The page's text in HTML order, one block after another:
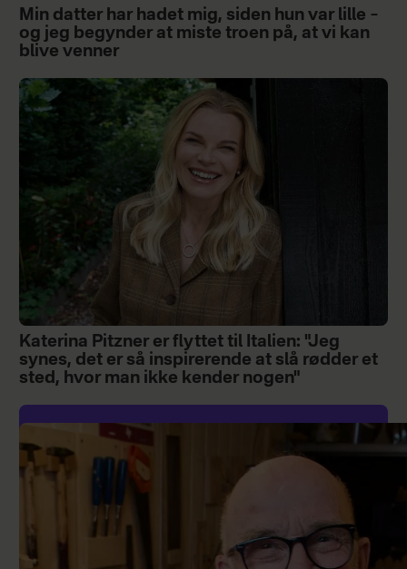
Min datter har hadet mig, siden hun var lille –
og jeg begynder at miste troen på, at vi kan
blive venner
Katerina Pitzner er flyttet til Italien: "Jeg
synes, det er så inspirerende at slå rødder et
sted, hvor man ikke kender nogen"